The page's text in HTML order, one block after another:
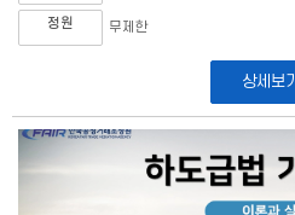
정원 무제한
상세보기